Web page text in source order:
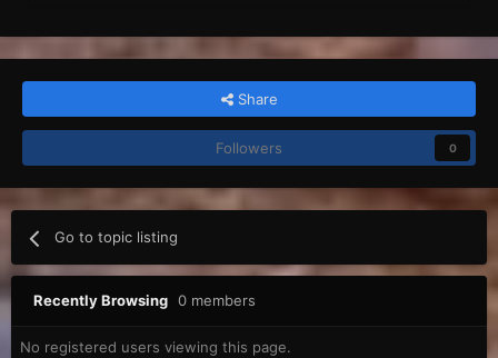
Share
Followers 0
Go to topic listing
Recently Browsing 0 members
No registered users viewing this page.